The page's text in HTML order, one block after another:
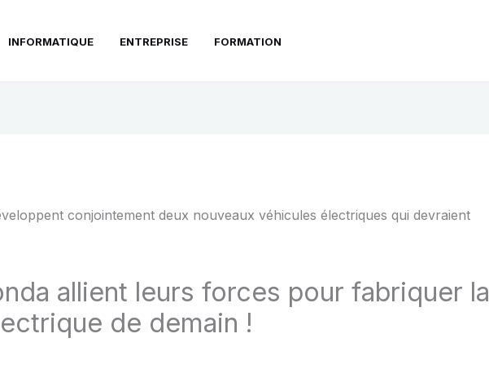
INFORMATIQUE ENTREPRISE FORMATION
allient leurs forces pour fabriquer la
de demain !